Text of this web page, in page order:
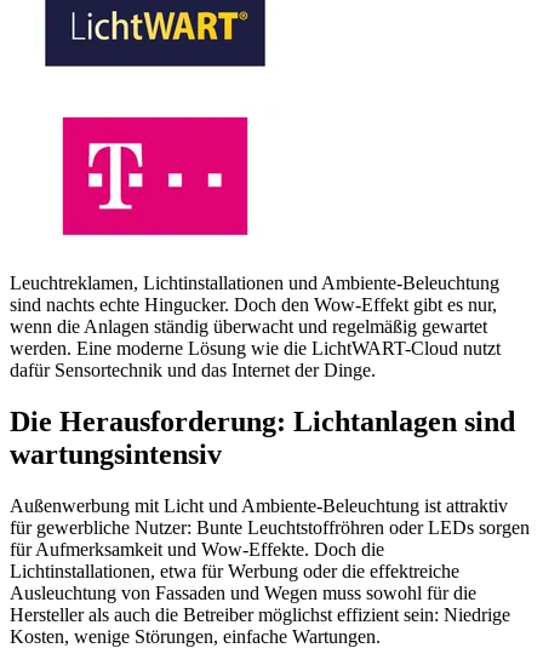
Leuchtreklamen, Lichtinstallationen und Ambiente-Beleuchtung
sind nachts echte Hingucker. Doch den Wow-Effekt gibt es nur,
wenn die Anlagen ständig überwacht und regelmäßig gewartet
werden. Eine moderne Lösung wie die LichtWART-Cloud nutzt
dafür Sensortechnik und das Internet der Dinge.
Die Herausforderung: Lichtanlagen sind
wartungsintensiv
Außenwerbung mit Licht und Ambiente-Beleuchtung ist attraktiv
für gewerbliche Nutzer: Bunte Leuchtstoffröhren oder LEDs sorgen
für Aufmerksamkeit und Wow-Effekte. Doch die
Lichtinstallationen, etwa für Werbung oder die effektreiche
Ausleuchtung von Fassaden und Wegen muss sowohl für die
Hersteller als auch die Betreiber möglichst effizient sein: Niedrige
Kosten, wenige Störungen, einfache Wartungen.